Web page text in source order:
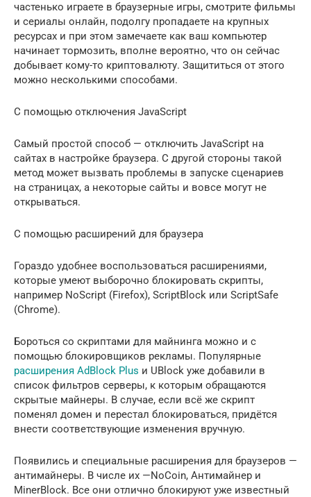
частенько играете в браузерные игры, смотрите фильмы
и сериалы онлайн, подолгу пропадаете на крупных
ресурсах и при этом замечаете как ваш компьютер
начинает тормозить, вполне вероятно, что он сейчас
добывает кому-то криптовалюту. Защититься от этого
можно несколькими способами.
С помощью отключения JavaScript
Самый простой способ — отключить JavaScript на
сайтах в настройке браузера. С другой стороны такой
метод может вызвать проблемы в запуске сценариев
на страницах, а некоторые сайты и вовсе могут не
открываться.
С помощью расширений для браузера
Гораздо удобнее воспользоваться расширениями,
которые умеют выборочно блокировать скрипты,
например NoScript (Firefox), ScriptBlock или ScriptSafe
(Chrome).
Бороться со скриптами для майнинга можно и с
помощью блокировщиков рекламы. Популярные
расширения AdBlock Plus и UBlock уже добавили в
список фильтров серверы, к которым обращаются
скрытые майнеры. В случае, если всё же скрипт
поменял домен и перестал блокироваться, придётся
внести соответствующие изменения вручную.
Появились и специальные расширения для браузеров —
антимайнеры. В числе их —NoCoin, Антимайнер и
MinerBlock. Все они отлично блокируют уже известный